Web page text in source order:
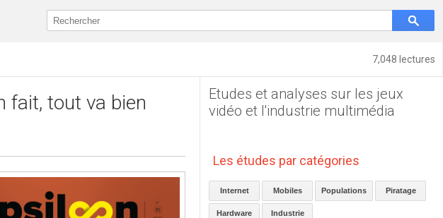
7,048 lectures
fait, tout va bien
Etudes et analyses sur les jeux
vidéo et l'industrie multimédia
Les études par catégories
Internet Mobiles Populations Piratage
Hardware Industrie